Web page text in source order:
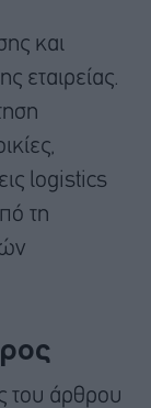
και
εταιρείας.
logistics
τη
του άρθρου